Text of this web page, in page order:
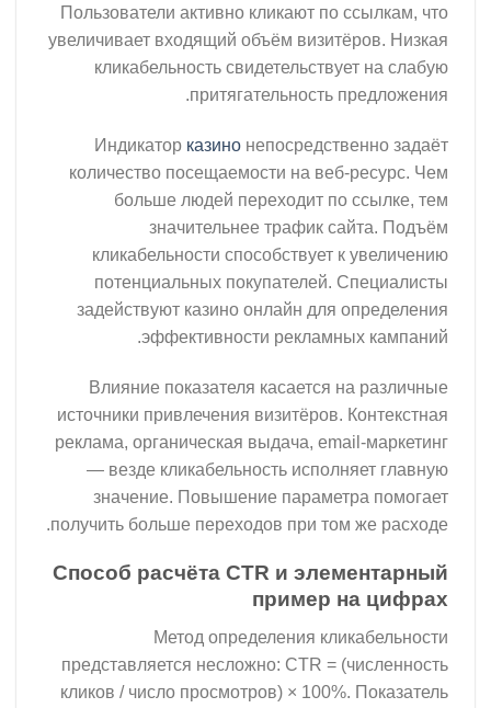
Пользователи активно кликают по ссылкам, что
увеличивает входящий объём визитёров. Низкая
кликабельность свидетельствует на слабую
притягательность предложения.
Индикатор казино непосредственно задаёт
количество посещаемости на веб-ресурс. Чем
больше людей переходит по ссылке, тем
значительнее трафик сайта. Подъём
кликабельности способствует к увеличению
потенциальных покупателей. Специалисты
задействуют казино онлайн для определения
эффективности рекламных кампаний.
Влияние показателя касается на различные
источники привлечения визитёров. Контекстная
реклама, органическая выдача, email-маркетинг
— везде кликабельность исполняет главную
значение. Повышение параметра помогает
получить больше переходов при том же расходе.
Способ расчёта CTR и элементарный
пример на цифрах
Метод определения кликабельности
представляется несложно: CTR = (численность
кликов / число просмотров) × 100%. Показатель